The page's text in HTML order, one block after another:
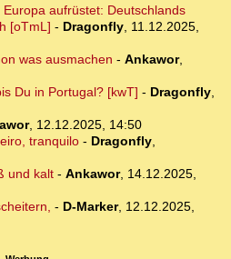
aufrüstet: Deutschlands
[oTmL] - Dragonfly, 11.12.2025,
was ausmachen - Ankawor,
Du in Portugal? [kwT] - Dragonfly,
, 12.12.2025, 14:50
tranquilo- Dragonfly,
und kalt- Ankawor, 14.12.2025,
- D-Marker, 12.12.2025,